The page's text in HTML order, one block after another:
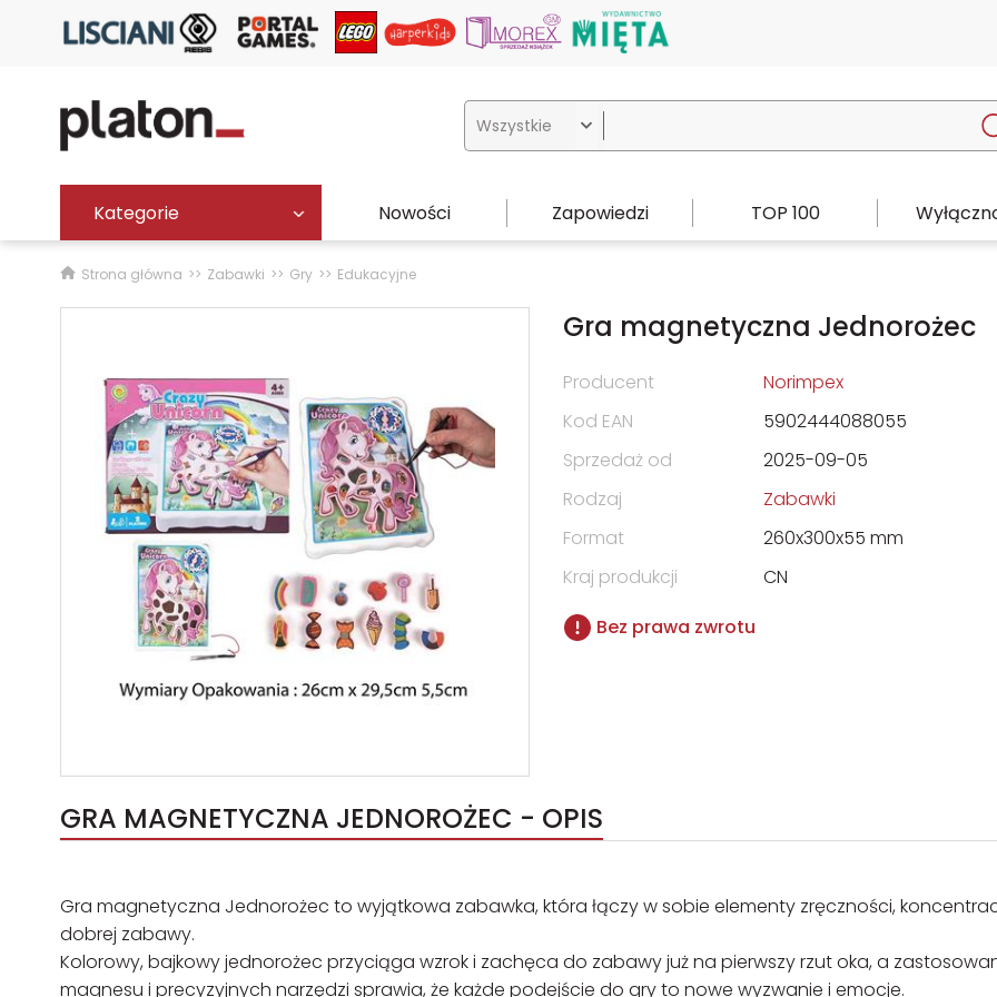

Kategorie Nowości Zapowiedzi TOP 100
Strona główna Zabawki Gry Edukacyjne
Gra magnetyczna Jednorożec
Producent
Norimpex
Kod EAN
5902444088055
Sprzedaż od
2025-09-05
Rodzaj
Zabawki
Format
260x300x55 mm
Kraj produkcji
CN
Bez prawa zwrotu
GRA MAGNETYCZNA JEDNOROŻEC - OPIS
Gra magnetyczna Jednorożec to wyjątkowa zabawka, która łączy w sobie elementy zręczności,
dobrej zabawy.
Kolorowy, bajkowy jednorożec przyciąga wzrok i zachęca do zabawy już na pierwszy rzut oka, a
magnesu i precyzyjnych narzędzi sprawia, że każde podejście do gry to nowe wyzwanie i emocje.